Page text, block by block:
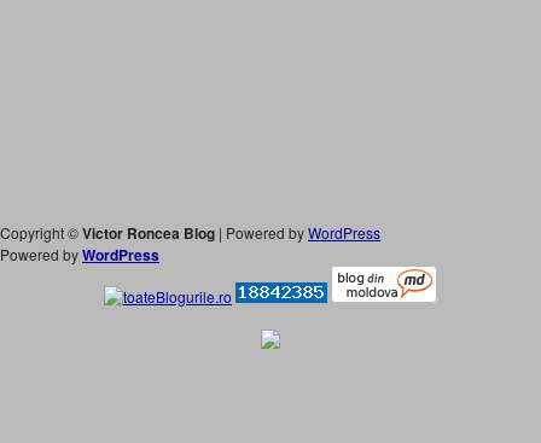
Copyright ©Victor Roncea Blog | Powered byWordPress
Powered byWordPress